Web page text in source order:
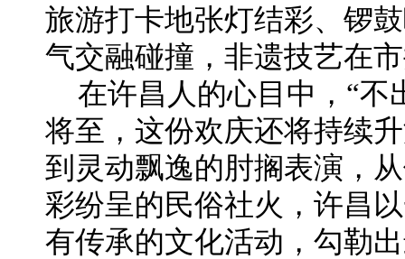
旅游打卡地张灯结彩、锣
气交融碰撞，非遗技艺在
在许昌人的心目中，“不
将至，这份欢庆还将持续
到灵动飘逸的肘搁表演，
彩纷呈的民俗社火，许昌
有传承的文化活动，勾勒